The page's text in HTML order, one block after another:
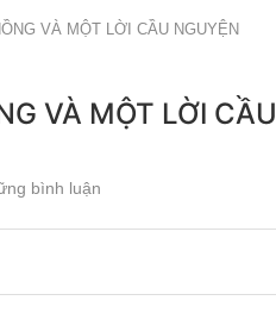
VÀ MỘT LỜI CẦU NGUYỆN
VÀ MỘT LỜI CẦU
bình luận